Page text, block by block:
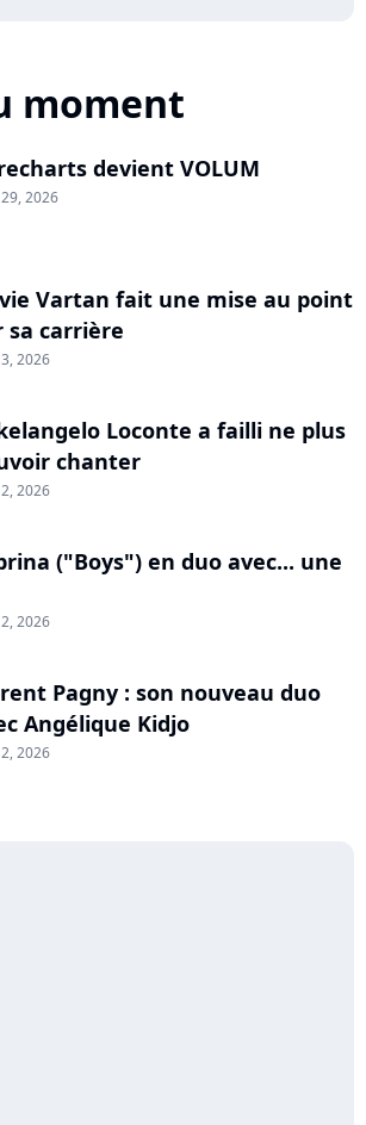
moment
devient VOLUM
2026
Vartan fait une mise au point
sa carrière
2026
Loconte a failli ne plus
chanter
2026
("Boys") en duo avec... une
2026
Pagny : son nouveau duo
Angélique Kidjo
2026